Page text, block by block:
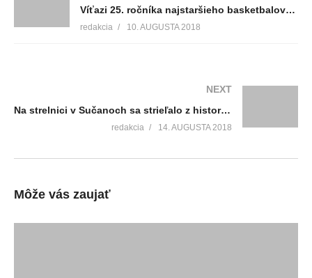
Víťazi 25. ročníka najstaršieho basketbalového turnaja sú už známi
redakcia 10. AUGUSTA 2018
NEXT
Na strelnici v Sučanoch sa strieľalo z historických zbraní
redakcia 14. AUGUSTA 2018
Môže vás zaujať